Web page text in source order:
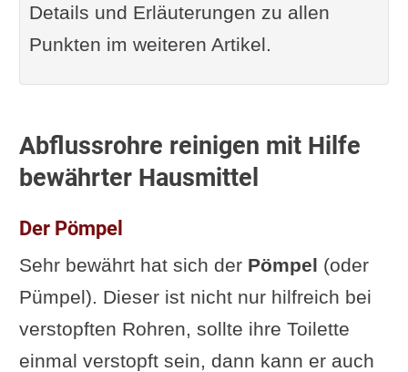
Die Vorsorge-Tipps
Verwendung von
Inspektionskameras
Gasreinigung: Eine schnelle, aber
umstrittene Methode
Ergänzung oder Frage von dir?
Im Zusammenhang interessante
Artikel
Details und Erläuterungen zu allen
Punkten im weiteren Artikel.
Abflussrohre reinigen mit Hilfe
bewährter Hausmittel
Der Pömpel
Sehr bewährt hat sich der Pömpel (oder
Pümpel). Dieser ist nicht nur hilfreich bei
verstopften Rohren, sollte ihre Toilette
einmal verstopft sein, dann kann er auch